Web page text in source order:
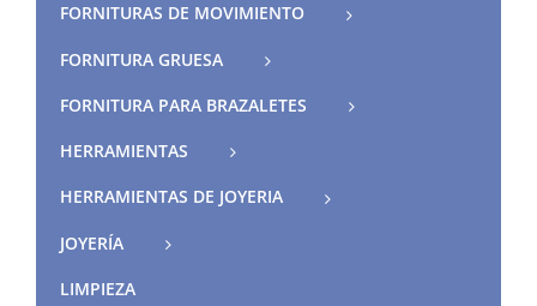
FORNITURAS DE MOVIMIENTO
FORNITURA GRUESA
FORNITURA PARA BRAZALETES
HERRAMIENTAS
HERRAMIENTAS DE JOYERIA
JOYERÍA
LIMPIEZA